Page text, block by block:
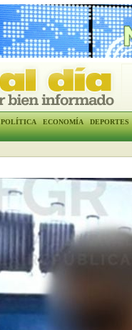
POLÍTICA ECONOMÍA DEPORTES